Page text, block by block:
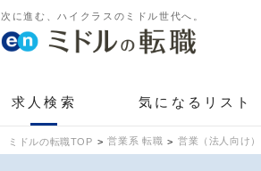
次に進む、ハイクラスのミドル世代へ。
求人検索 気になるリスト
ミドルの転職TOP 営業系 転職 営業（法人向け